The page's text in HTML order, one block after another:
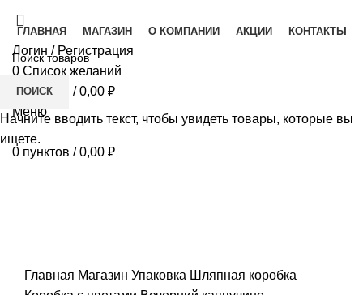
ГЛАВНАЯ МАГАЗИН О КОМПАНИИ АКЦИИ КОНТАКТЫ
Логин / Регистрация
0 Список желаний
0пунктов / 0,00 ₽
Меню
0 пунктов / 0,00 ₽
Главная Магазин Упаковка Шляпная коробка
ПОИСК
Начните вводить текст, чтобы увидеть товары, которые вы
ищете.